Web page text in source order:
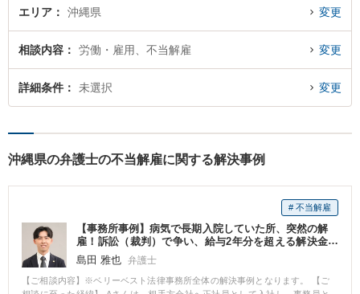
エリア 沖縄県 変更
相談内容 労働・雇用、不当解雇 変更
詳細条件 未選択 変更
沖縄県の弁護士の不当解雇に関する解決事例
# 不当解雇
【事務所事例】病気で長期入院していた所、突然の解
雇！訴訟（裁判）で争い、給与2年分を超える解決金
を得た
島田 雅也 弁護士
【ご相談内容】※ベリーベスト法律事務所全体の解決事例となります。 【ご